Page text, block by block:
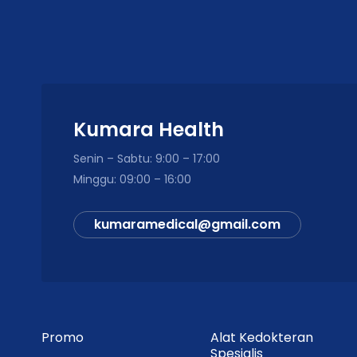
Kondisi
Ukuran Kasa
Jenis
Kumara Health
Senin – Sabtu: 9:00 – 17:00
Minggu: 09:00 – 16:00
kumaramedical@gmail.com
Promo
Alat Kedokteran